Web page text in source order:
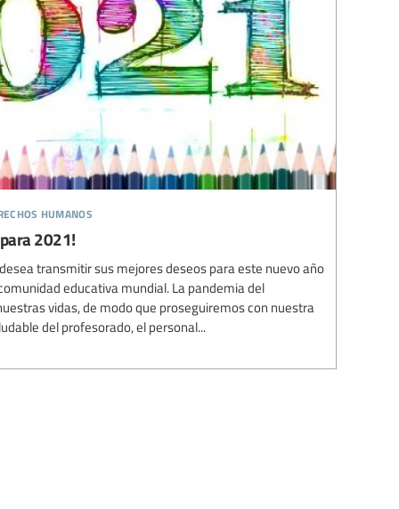
humanos
2021!
transmitir sus mejores deseos para este nuevo año
educativa mundial. La pandemia del
vidas, de modo que proseguiremos con nuestra
del profesorado, el personal...